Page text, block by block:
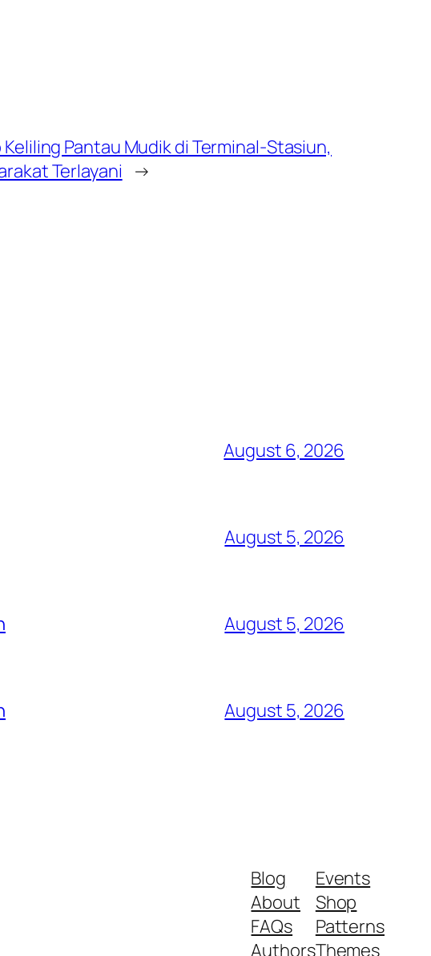
Pantau Mudik di Terminal-Stasiun,
Terlayani
→
August 6, 2026
August 5, 2026
August 5, 2026
August 5, 2026
Blog
About
FAQs
Authors
Events
Shop
Patterns
Themes